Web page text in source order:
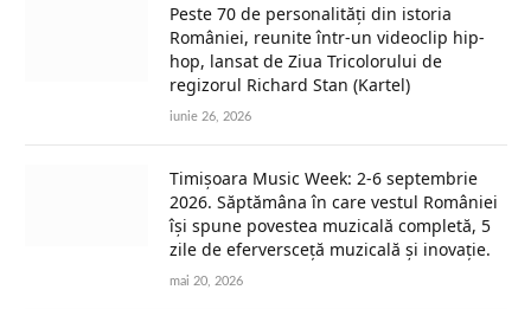
Peste 70 de personalități din istoria
României, reunite într-un videoclip hip-
hop, lansat de Ziua Tricolorului de
regizorul Richard Stan (Kartel)
iunie 26, 2026
Timișoara Music Week: 2-6 septembrie
2026. Săptămâna în care vestul României
își spune povestea muzicală completă, 5
zile de eferversceță muzicală și inovație.
mai 20, 2026